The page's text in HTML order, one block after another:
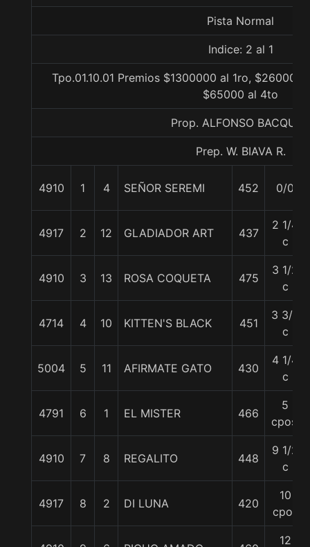
Pista Normal
Indice: 2 al 1
Tpo.01.10.01 Premios $1300000 al 1ro,
$65000 al 4to
Prop. ALFONSO BACQUET
Prep. W. BIAVA R.
4910 1 4 SEÑOR SEREMI 452 0/0
4917 2 12 GLADIADOR ART 437
2 1/4
c
4910 3 13 ROSA COQUETA 475
3 1/2
c
4714 4 10 KITTEN'S BLACK 451
3 3/4
c
5004 5 11 AFIRMATE GATO 430
4 1/4
c
4791 6 1 EL MISTER 466
5
cpos.
4910 7 8 REGALITO 448
9 1/2
c
4917 8 2 DI LUNA 420
10
cpos
12